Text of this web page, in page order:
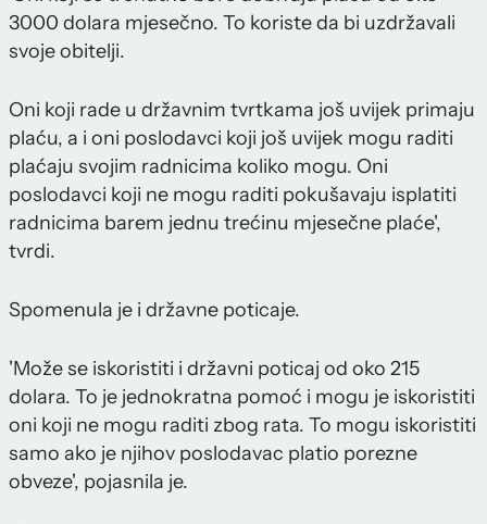
3000 dolara mjesečno. To koriste da bi uzdržavali
svoje obitelji.
Oni koji rade u državnim tvrtkama još uvijek primaju
plaću, a i oni poslodavci koji još uvijek mogu raditi
plaćaju svojim radnicima koliko mogu. Oni
poslodavci koji ne mogu raditi pokušavaju isplatiti
radnicima barem jednu trećinu mjesečne plaće',
tvrdi.
Spomenula je i državne poticaje.
'Može se iskoristiti i državni poticaj od oko 215
dolara. To je jednokratna pomoć i mogu je iskoristiti
oni koji ne mogu raditi zbog rata. To mogu iskoristiti
samo ako je njihov poslodavac platio porezne
obveze', pojasnila je.